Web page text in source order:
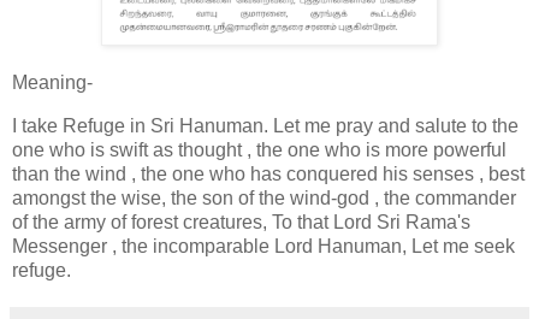
Meaning-
I take Refuge in Sri Hanuman. Let me pray and salute to the
one who is swift as thought , the one who is more powerful
than the wind , the one who has conquered his senses , best
amongst the wise, the son of the wind-god , the commander
of the army of forest creatures, To that Lord Sri Rama's
Messenger , the incomparable Lord Hanuman, Let me seek
refuge.